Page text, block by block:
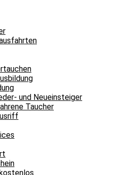
und Neueinsteiger
Taucher